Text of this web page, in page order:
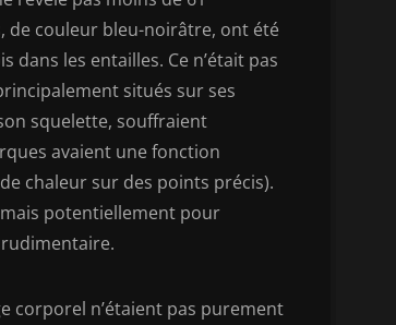
de couleur bleu-noirâtre, ont été
les entailles. Ce n’était pas
situés sur ses
squelette, souffraient
avaient une fonction
chaleur sur des points précis).
potentiellement pour
corporel n’étaient pas purement